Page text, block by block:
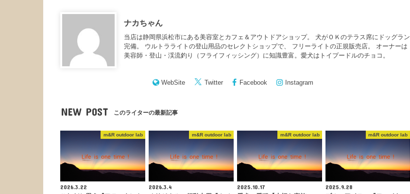
ナカちゃん
当店は静岡県浜松市にある美容室とカフェ＆アウトドアショップ。 犬がＯＫのテラス席にドッグラン
完備。 ウルトラライトの登山用品のセレクトショップで、 フリーライトの正規販売店。 オーナーは
美容師・登山・渓流釣り（フライフィッシング）に知識豊富。愛犬はトイプードルのチョコ。
WebSite Twitter Facebook Instagram
NEW POST このライターの最新記事
m&R outdoor lab
2026.3.22
m&R outdoor lab
2026.3.4
m&R outdoor lab
2025.10.17
m&R outdoor lab
2025.9.28